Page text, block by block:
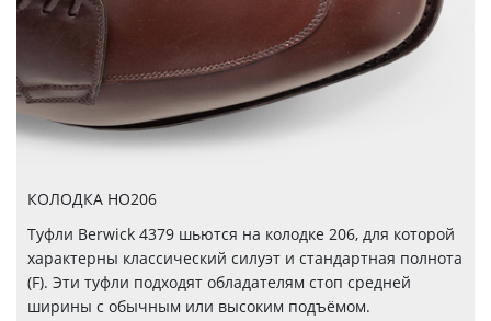
КОЛОДКА HO206
Туфли Berwick 4379 шьются на колодке 206, для которой
характерны классический силуэт и стандартная полнота
(F). Эти туфли подходят обладателям стоп средней
ширины с обычным или высоким подъёмом.